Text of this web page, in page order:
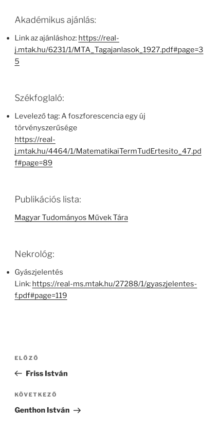
Akadémikus ajánlás:
Link az ajánláshoz: https://real-
j.mtak.hu/6231/1/MTA_Tagajanlasok_1927.pdf#page=3
5
Székfoglaló:
Levelező tag: A foszforescencia egy új
törvényszerűsége
https://real-
j.mtak.hu/4464/1/MatematikaiTermTudErtesito_47.pd
f#page=89
Publikációs lista:
Magyar Tudományos Művek Tára
Nekrológ:
Gyászjelentés
Link: https://real-ms.mtak.hu/27288/1/gyaszjelentes-
f.pdf#page=119
Bejegyzés
Korábbi
bejegyzés
ELŐZŐ
Friss István
Következő
bejegyzés
KÖVETKEZŐ
Genthon István